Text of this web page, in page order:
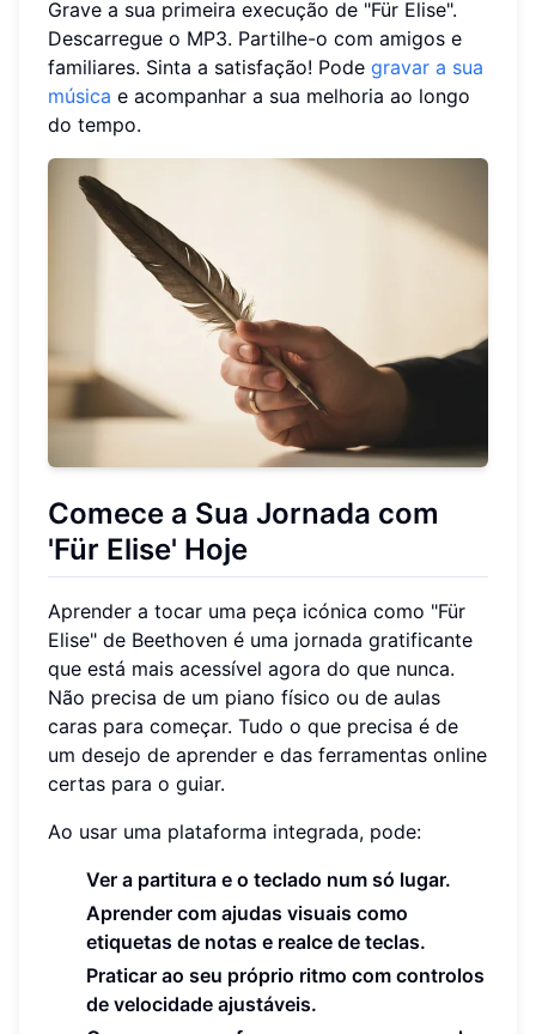
Grave a sua primeira execução de "Für Elise".
Descarregue o MP3. Partilhe-o com amigos e
familiares. Sinta a satisfação! Pode gravar a sua
música e acompanhar a sua melhoria ao longo
do tempo.
Comece a Sua Jornada com
'Für Elise' Hoje
Aprender a tocar uma peça icónica como "Für
Elise" de Beethoven é uma jornada gratificante
que está mais acessível agora do que nunca.
Não precisa de um piano físico ou de aulas
caras para começar. Tudo o que precisa é de
um desejo de aprender e das ferramentas online
certas para o guiar.
Ao usar uma plataforma integrada, pode:
Ver a partitura e o teclado num só lugar.
Aprender com ajudas visuais como
etiquetas de notas e realce de teclas.
Praticar ao seu próprio ritmo com controlos
de velocidade ajustáveis.